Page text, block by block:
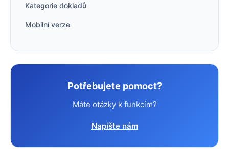
Kategorie dokladů
Mobilní verze
Potřebujete pomoct?
Máte otázky k funkcím?
Napište nám